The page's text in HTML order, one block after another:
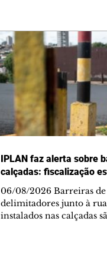
IPLAN faz alerta sobre
calçadas: fiscalização
06/08/2026 Barreiras
delimitadores junto à
instalados nas calçadas